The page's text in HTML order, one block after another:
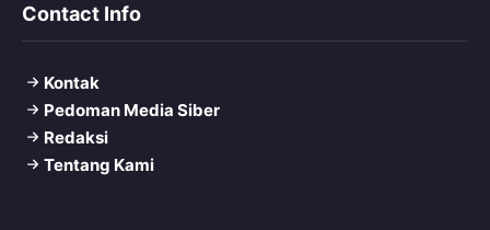
Contact Info
Kontak
Pedoman Media Siber
Redaksi
Tentang Kami